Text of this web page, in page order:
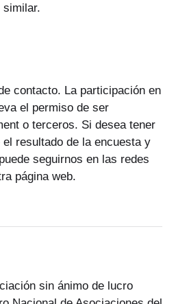
similar.
contacto. La participación en
el permiso de ser
o terceros. Si desea tener
resultado de la encuesta y
seguirnos en las redes
página web.
sin ánimo de lucro